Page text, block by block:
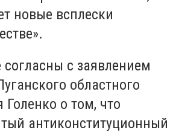
новые всплески
с заявлением
областного
Голенко о том, что
антиконституционный